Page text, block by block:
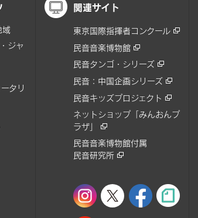
域
ジャ
タリ
関連サイト
東京国際指揮者コンクール
民音音楽博物館
民音タンゴ・シリーズ
民音：中国企画シリーズ
民音キッズプロジェクト
ネットショップ「みんおんプ
ラザ」
民音音楽博物館付属
民音研究所